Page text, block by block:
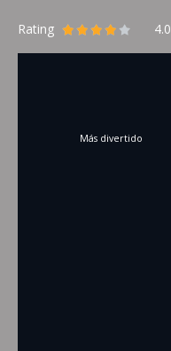
Rating 4.0
Más divertido